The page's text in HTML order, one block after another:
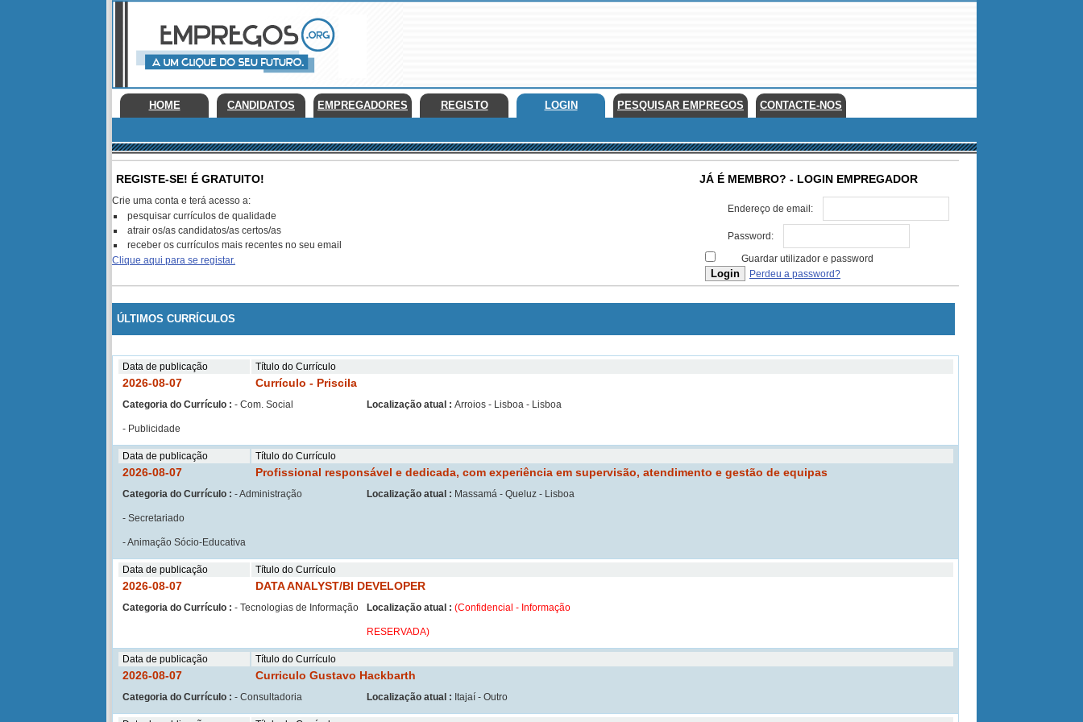
HOME CANDIDATOS EMPREGADORES REGISTO LOGIN PESQUISAR EMPREGOS CONTACTE-NOS
REGISTE-SE! É GRATUITO!
Crie uma conta e terá acesso a:
pesquisar currículos de qualidade
atrair os/as candidatos/as certos/as
receber os currículos mais recentes no seu email
Clique aqui para se registar.
JÁ É MEMBRO? - LOGIN EMPREGADOR
Endereço de email:
Password:
Guardar utilizador e password
Perdeu a password?
ÚLTIMOS CURRÍCULOS
Data de publicação Título do Currículo
2026-08-07 Currículo - Priscila
Categoria do Currículo : - Com. Social
- Publicidade
Localização atual : Arroios - Lisboa - Lisboa
Data de publicação Título do Currículo
2026-08-07 Profissional responsável e dedicada, com experiência em supervisão, atendimento e gestão de equipas
Categoria do Currículo : - Administração
- Secretariado
- Animação Sócio-Educativa
Localização atual : Massamá - Queluz - Lisboa
Data de publicação Título do Currículo
2026-08-07 DATA ANALYST/BI DEVELOPER
Categoria do Currículo : - Tecnologias de Informação Localização atual : (Confidencial - Informação
RESERVADA)
Data de publicação Título do Currículo
2026-08-07 Curriculo Gustavo Hackbarth
Categoria do Currículo : - Consultadoria Localização atual : Itajaí - Outro